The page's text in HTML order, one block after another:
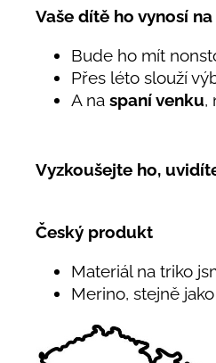
Vaše dítě ho vynosí
Bude ho mít
Přes léto slouží
A na spaní venku,
Vyzkoušejte ho,
Český produkt
Materiál na triko
Merino, stejně